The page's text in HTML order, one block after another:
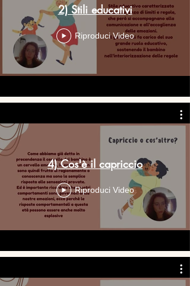
2) Stili educativi
Riproduci Video
4) Cos'è il capriccio
Riproduci Video